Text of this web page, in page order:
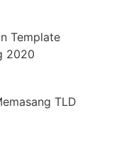
Template
2020
TLD